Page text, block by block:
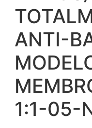
ANTI-
1:1-05-